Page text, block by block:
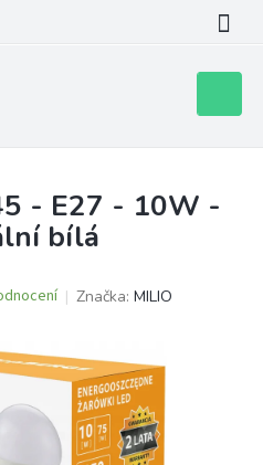
košík
- E27 - 10W -
bílá
Značka: MILIO